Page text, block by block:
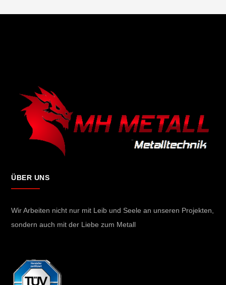
ÜBER UNS
Wir Arbeiten nicht nur mit Leib und Seele an unseren Projekten,
sondern auch mit der Liebe zum Metall